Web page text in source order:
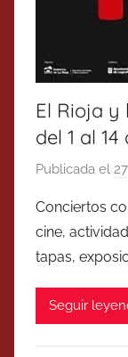
El Rioja y
del 1 al
Publicada el
Conciertos
cine,
tapas,
Seguir